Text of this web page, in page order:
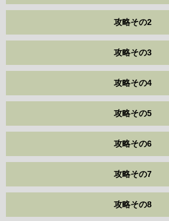
攻略その2
攻略その3
攻略その4
攻略その5
攻略その6
攻略その7
攻略その8